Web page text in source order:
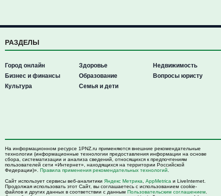
РАЗДЕЛЫ
Город онлайн
Бизнес и финансы
Культура
Здоровье
Образование
Семья и дети
Недвижимость
Вопросы юристу
На информационном ресурсе 1PNZ.ru применяются внешние рекомендательные
технологии (информационные технологии предоставления информации на основе
сбора, систематизации и анализа сведений, относящихся к предпочтениям
пользователей сети «Интернет», находящихся на территории Российской
Федерации)». Правила применения рекомендательных технологий
Сайт использует сервисы веб-аналитики Яндекс Метрика AppMetrica и LiveInternet.
Продолжая использовать этот Сайт, вы соглашаетесь с использованием cookie-
файлов и других данных в соответствии с данным Пользовательским соглашением